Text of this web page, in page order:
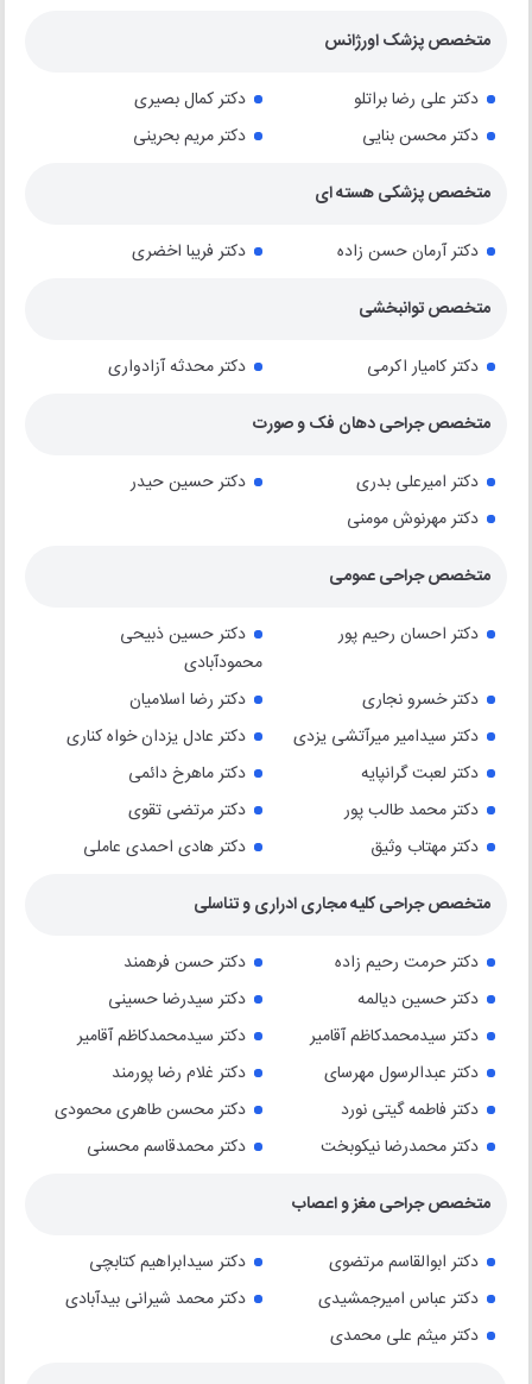
متخصص پزشک اورژانس
دکتر علی رضا براتلو
دکتر کمال بصیری
دکتر محسن بنایی
دکتر مریم بحرینی
متخصص پزشکی هسته ای
دکتر آرمان حسن زاده دکتر فریبا اخضری
متخصص توانبخشی
دکتر کامیار اکرمی دکتر محدثه آزادواری
متخصص جراحی دهان فک و صورت
دکتر امیرعلی بدری
دکتر حسین حیدر
دکتر مهرنوش مومنی
متخصص جراحی عمومی
دکتر احسان رحیم پور
دکتر حسین ذبیحی
محمودآبادی
دکتر خسرو نجاری
دکتر رضا اسلامیان
دکتر سیدامیر میرآتشی یزدی
دکتر عادل یزدان خواه کناری
دکتر لعبت گرانپایه
دکتر ماهرخ دائمی
دکتر محمد طالب پور
دکتر مرتضی تقوی
دکتر مهتاب وثیق
دکتر هادی احمدی عاملی
متخصص جراحی کلیه مجاری ادراری و تناسلی
دکتر حرمت رحیم زاده
دکتر حسن فرهمند
دکتر حسین دیالمه
دکتر سیدرضا حسینی
دکتر سیدمحمدکاظم آقامیر
دکتر سیدمحمدکاظم آقامیر
دکتر عبدالرسول مهرسای
دکتر غلام رضا پورمند
دکتر فاطمه گیتی نورد
دکتر محسن طاهری محمودی
دکتر محمدرضا نیکوبخت
دکتر محمدقاسم محسنی
متخصص جراحی مغز و اعصاب
دکتر ابوالقاسم مرتضوی
دکتر سیدابراهیم کتابچی
دکتر عباس امیرجمشیدی
دکتر محمد شیرانی بیدآبادی
دکتر میثم علی محمدی